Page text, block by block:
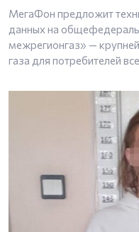
МегаФон предложит
данных на
межрегионгаз» —
газа для потребителей